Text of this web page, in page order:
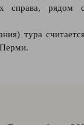
справа, рядом
тура
Перми.